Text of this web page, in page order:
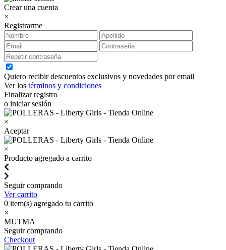
Crear una cuenta
×
Registrarme
Quiero recibir descuentos exclusivos y novedades por email
Ver los términos y condiciones
Finalizar registro
o iniciar sesión
×
Aceptar
×
Producto agregado a carrito
Seguir comprando
Ver carrito
0 item(s) agregado tu carrito
×
MUTMA
Seguir comprando
Checkout